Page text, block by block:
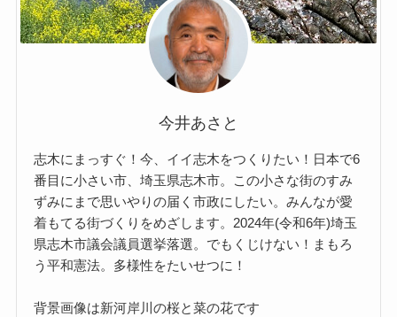
今井あさと
志木にまっすぐ！今、イイ志木をつくりたい！日本で6
番目に小さい市、埼玉県志木市。この小さな街のすみ
ずみにまで思いやりの届く市政にしたい。みんなが愛
着もてる街づくりをめざします。2024年(令和6年)埼玉
県志木市議会議員選挙落選。でもくじけない！まもろ
う平和憲法。多様性をたいせつに！
背景画像は新河岸川の桜と菜の花です